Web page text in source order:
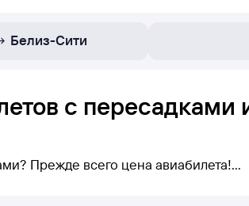
Белиз-Сити
с пересадками
Прежде всего цена авиабилета!